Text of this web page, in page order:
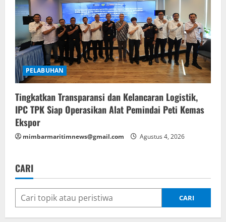
PELABUHAN
Tingkatkan Transparansi dan Kelancaran Logistik,
IPC TPK Siap Operasikan Alat Pemindai Peti Kemas
Ekspor
mimbarmaritimnews@gmail.com Agustus 4, 2026
CARI
CARI